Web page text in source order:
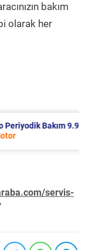
bakım
olarak her
9.937 TL
servis-